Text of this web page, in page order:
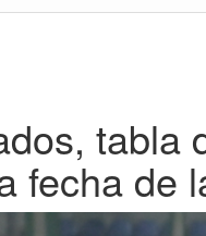
tabla
fecha de